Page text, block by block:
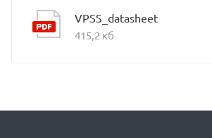
VPSS_datasheet
415,2 кб